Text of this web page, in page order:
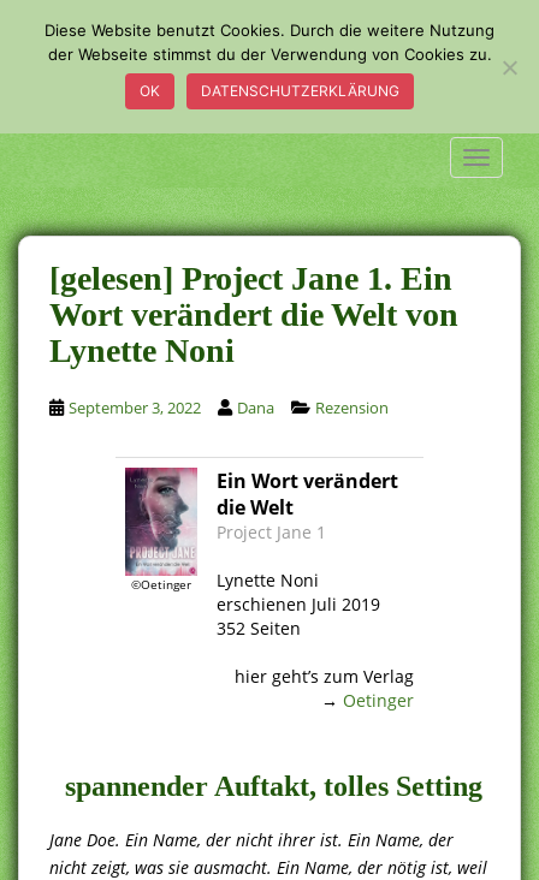
m
a
i
n
c
o
n
t
e
n
t
[gelesen] Project Jane 1. Ein
Wort verändert die Welt von
Lynette Noni
September 3, 2022 Dana Rezension
©Oetinger
Ein Wort verändert
die Welt
Project Jane 1
Lynette Noni
erschienen Juli 2019
352 Seiten
hier geht’s zum Verlag
→ Oetinger
spannender Auftakt, tolles Setting
Jane Doe. Ein Name, der nicht ihrer ist. Ein Name, der
nicht zeigt, was sie ausmacht. Ein Name, der nötig ist, weil
Diese Website benutzt Cookies. Durch die weitere Nutzung
der Webseite stimmst du der Verwendung von Cookies zu.
OK DATENSCHUTZERKLÄRUNG